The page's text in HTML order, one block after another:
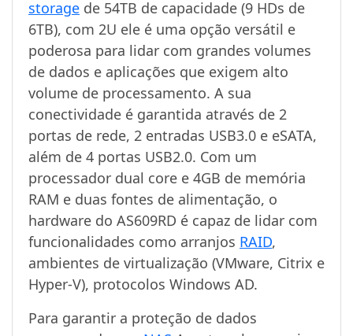
storage de 54TB de capacidade (9 HDs de
6TB), com 2U ele é uma opção versátil e
poderosa para lidar com grandes volumes
de dados e aplicações que exigem alto
volume de processamento. A sua
conectividade é garantida através de 2
portas de rede, 2 entradas USB3.0 e eSATA,
além de 4 portas USB2.0. Com um
processador dual core e 4GB de memória
RAM e duas fontes de alimentação, o
hardware do AS609RD é capaz de lidar com
funcionalidades como arranjos RAID,
ambientes de virtualização (VMware, Citrix e
Hyper-V), protocolos Windows AD.
Para garantir a proteção de dados